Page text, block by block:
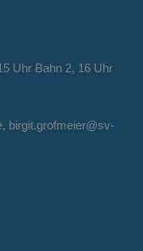
Uhr Bahn 2, 16 Uhr
birgit.grofmeier@sv-